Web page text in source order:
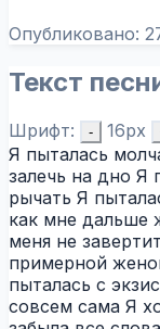
Опубликовано:
Текст
Шрифт: - 16px
Я пыталась
залечь на дно Я
рычать Я
как мне дальше
меня не
примерной
пыталась с
совсем сама Я